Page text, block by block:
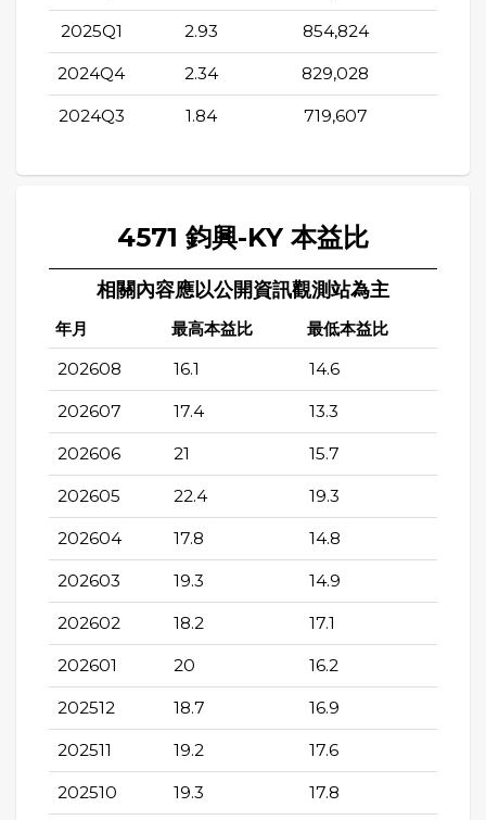
2025Q1 2.93 854,824
2024Q4 2.34 829,028
2024Q3 1.84 719,607
4571 鈞興-KY 本益比
相關內容應以公開資訊觀測站為主
年月 最高本益比 最低本益比
202608 16.1 14.6
202607 17.4 13.3
202606 21 15.7
202605 22.4 19.3
202604 17.8 14.8
202603 19.3 14.9
202602 18.2 17.1
202601 20 16.2
202512 18.7 16.9
202511 19.2 17.6
202510 19.3 17.8